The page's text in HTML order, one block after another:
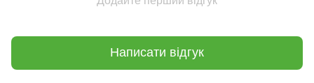
Написати відгук